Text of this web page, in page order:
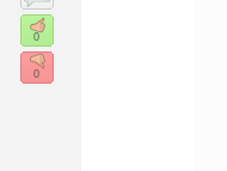
0
0